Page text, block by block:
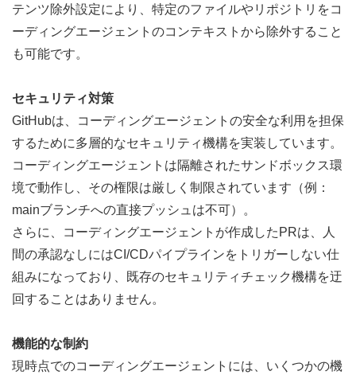
テンツ除外設定により、特定のファイルやリポジトリをコ
ーディングエージェントのコンテキストから除外すること
も可能です。
セキュリティ対策
GitHubは、コーディングエージェントの安全な利用を担保
するために多層的なセキュリティ機構を実装しています。
コーディングエージェントは隔離されたサンドボックス環
境で動作し、その権限は厳しく制限されています（例：
mainブランチへの直接プッシュは不可）。
さらに、コーディングエージェントが作成したPRは、人
間の承認なしにはCI/CDパイプラインをトリガーしない仕
組みになっており、既存のセキュリティチェック機構を迂
回することはありません。
機能的な制約
現時点でのコーディングエージェントには、いくつかの機